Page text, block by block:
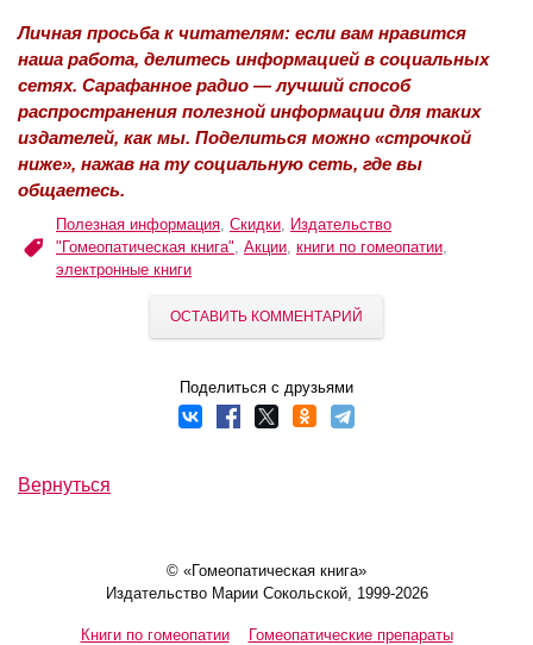
Личная просьба к читателям: если вам нравится
наша работа, делитесь информацией в социальных
сетях. Сарафанное радио — лучший способ
распространения полезной информации для таких
издателей, как мы. Поделиться можно «строчкой
ниже», нажав на ту социальную сеть, где вы
общаетесь.
Полезная информация, Скидки, Издательство
"Гомеопатическая книга", Акции, книги по гомеопатии,
электронные книги
ОСТАВИТЬ КОММЕНТАРИЙ
Поделиться с друзьями
Вернуться
© «Гомеопатическая книга»
Издательство Марии Сокольской, 1999-2026
Книги по гомеопатии Гомеопатические препараты